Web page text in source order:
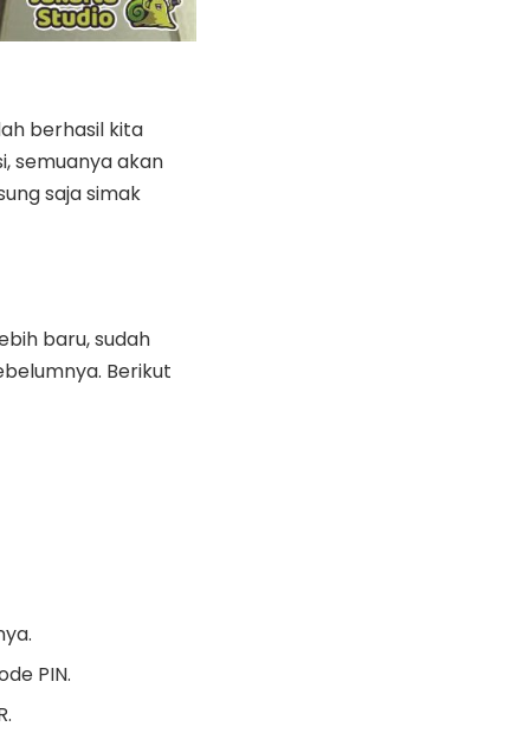
berhasil kita
semuanya akan
saja simak
baru, sudah
Berikut
PIN.